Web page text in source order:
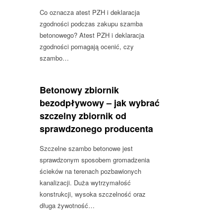
Co oznacza atest PZH i deklaracja
zgodności podczas zakupu szamba
betonowego? Atest PZH i deklaracja
zgodności pomagają ocenić, czy
szambo…
Betonowy zbiornik
bezodpływowy – jak wybrać
szczelny zbiornik od
sprawdzonego producenta
Szczelne szambo betonowe jest
sprawdzonym sposobem gromadzenia
ścieków na terenach pozbawionych
kanalizacji. Duża wytrzymałość
konstrukcji, wysoka szczelność oraz
długa żywotność…